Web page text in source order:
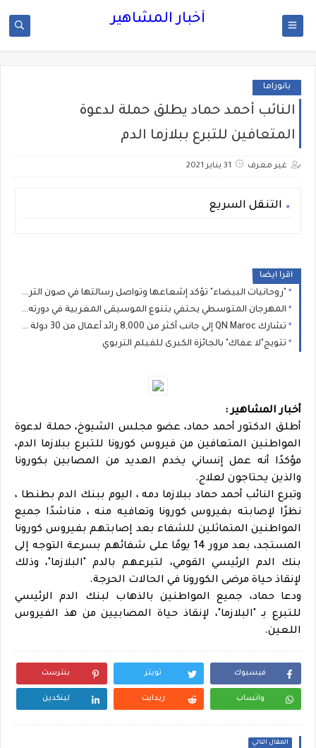
أخبار المشاهير
بانوراما
النائب أحمد حماد يطلق حملة لدعوة
المتعافين للتبرع ببلازما الدم
غير معرف 31 يناير 2021
التنقل السريع
اقرا ايضا
"روحانيات البيضاء" تؤكد إشعاعها وتواصل رسالتها في صون التراث الموسيقي المغربي
المهرجان المتوسطي يحتفي بتنوع الموسيقى المغربية في دورته الثانية عشرة
تشارك QN Maroc إلى جانب أكثر من 8,000 رائد أعمال من 30 دولة في مؤتمر V-Convention 2026 العالمي بماليزيا
تتويج"لا عفاك" بالجائزة الكبرى للفيلم التربوي
أخبار المشاهير :
أطلق الدكتور أحمد حماد، عضو مجلس الشيوخ، حملة لدعوة
المواطنين المتعافين من فيروس كورونا للتبرع ببلازما الدم،
مؤكدًا أنه عمل إنساني يخدم العديد من المصابين بكورونا
والذين يحتاجون لعلاج.
وتبرع النائب أحمد حماد ببلازما دمه ، اليوم ببنك الدم بطنطا ،
نظرًا لإصابته بفيروس كورونا وتعافيه منه ، مناشدًا جميع
المواطنين المتماثلين للشفاء بعد إصابتهم بفيروس كورونا
المستجد، بعد مرور 14 يومًا على شفائهم بسرعة التوجه إلى
بنك الدم الرئيسي القومي، لتبرعهم بالدم "البلازما"، وذلك
لإنقاذ حياة مرضى الكورونا في الحالات الحرجة.
ودعا حماد، جميع المواطنين بالذهاب لبنك الدم الرئيسي
للتبرع بـ "البلازما"، لإنقاذ حياة المصابيين من هذ الفيروس
اللعين.
فيسبوك تويتر بنترست
واتساب ريدايت لينكدين
المقال التالي